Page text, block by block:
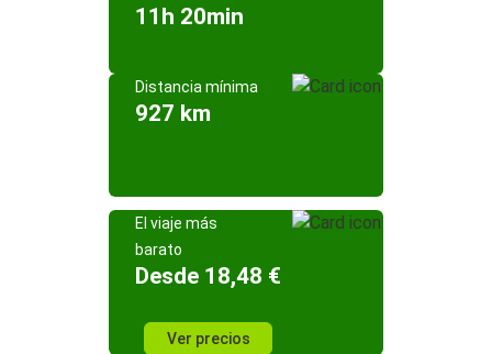
11h 20min
Distancia mínima
927 km
El viaje más
barato
Desde 18,48 €
Ver precios